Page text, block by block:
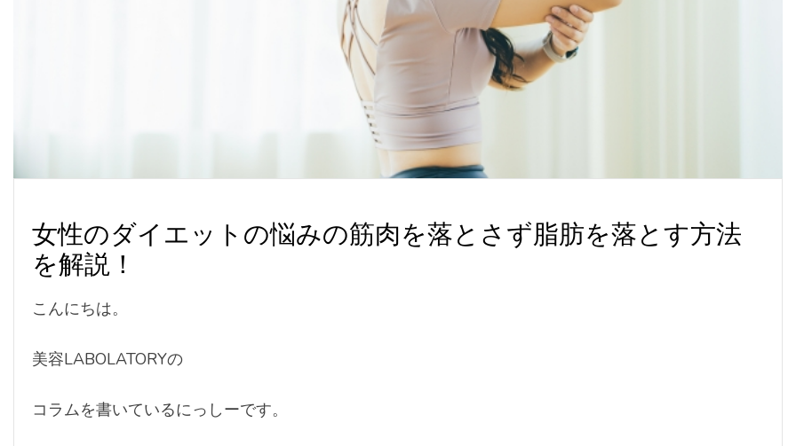
女性のダイエットの悩みの筋肉を落とさず脂肪を落とす方法
を解説！
こんにちは。
美容LABOLATORYの
コラムを書いているにっしーです。